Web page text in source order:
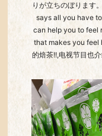
りが立ちのぼります
says all you have
can help you to feel
that makes you feel
的焙茶!!,电视节目也